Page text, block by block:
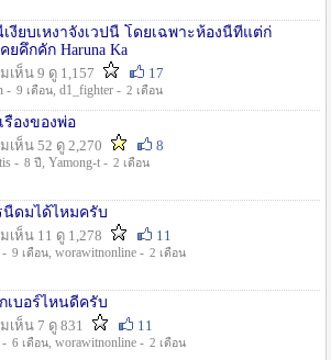
งียบเหงาจังเวปนี้ โดยเฉพาะห้องนี้ที่แต่ก่
อนเคยคึกคัก Haruna Ka
เห็น 9 ดู 1,157
17
- 9 เดือน, d1_fighter - 2 เดือน
รื่องของพ่อ
เห็น 52 ดู 2,270
8
- 8 ปี , Yamong-t - 2 เดือน
นี้ดมได้ไหมครับ
เห็น 11 ดู 1,278
11
- 9 เดือน, worawitnonline - 2 เดือน
เบอร์ไหนดีครับ
เห็น 7 ดู 831
11
- 6 เดือน, worawitnonline - 2 เดือน